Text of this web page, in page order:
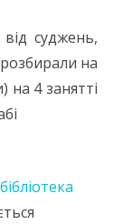
суджень,
на
на 4 занятті